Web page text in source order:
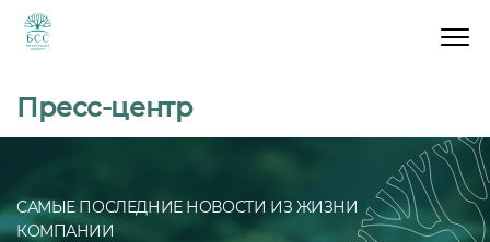
Пресс-центр
САМЫЕ ПОСЛЕДНИЕ НОВОСТИ ИЗ ЖИЗНИ
КОМПАНИИ